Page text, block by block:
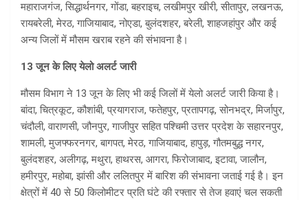
महाराजगंज, सिद्धार्थनगर, गोंडा, बहराइच, लखीमपुर खीरी, सीतापुर, लखनऊ,
रायबरेली, मेरठ, गाजियाबाद, नोएडा, बुलंदशहर, बरेली, शाहजहांपुर और कई
अन्य जिलों में मौसम खराब रहने की संभावना है।
13 जून के लिए येलो अलर्ट जारी
मौसम विभाग ने 13 जून के लिए भी कई जिलों में येलो अलर्ट जारी किया है।
बांदा, चित्रकूट, कौशांबी, प्रयागराज, फतेहपुर, प्रतापगढ़, सोनभद्र, मिर्जापुर,
चंदौली, वाराणसी, जौनपुर, गाजीपुर सहित पश्चिमी उत्तर प्रदेश के सहारनपुर,
शामली, मुजफ्फरनगर, बागपत, मेरठ, गाजियाबाद, हापुड़, गौतमबुद्ध नगर,
बुलंदशहर, अलीगढ़, मथुरा, हाथरस, आगरा, फिरोजाबाद, इटावा, जालौन,
हमीरपुर, महोबा, झांसी और ललितपुर में बारिश की संभावना जताई गई है। इन
क्षेत्रों में 40 से 50 किलोमीटर प्रति घंटे की रफ्तार से तेज हवाएं चल सकती